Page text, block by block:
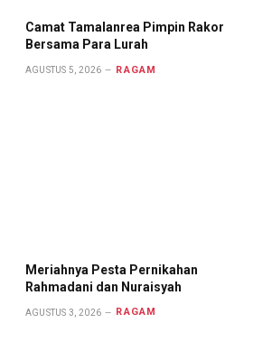
Camat Tamalanrea Pimpin Rakor
Bersama Para Lurah
AGUSTUS 5, 2026 RAGAM
Meriahnya Pesta Pernikahan
Rahmadani dan Nuraisyah
AGUSTUS 3, 2026 RAGAM